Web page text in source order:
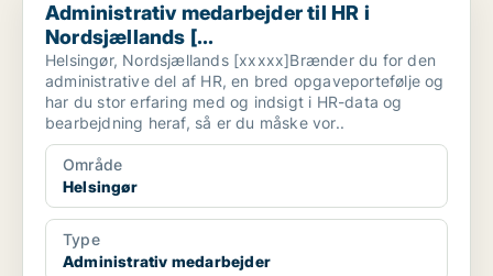
Administrativ medarbejder til HR i
Nordsjællands [...
Helsingør, Nordsjællands [xxxxx]Brænder du for den
administrative del af HR, en bred opgaveportefølje og
har du stor erfaring med og indsigt i HR-data og
bearbejdning heraf, så er du måske vor..
Område
Helsingør
Type
Administrativ medarbejder